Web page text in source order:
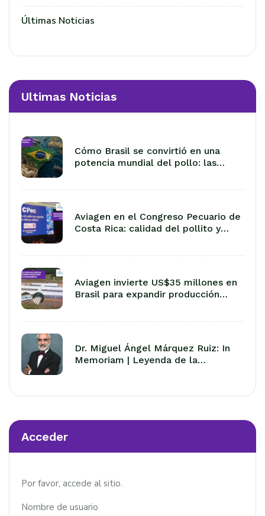
Últimas Noticias
Ultimas Noticias
Cómo Brasil se convirtió en una
potencia mundial del pollo: las
Aviagen en el Congreso Pecuario de
Costa Rica: calidad del pollito y
Aviagen invierte US$35 millones en
Brasil para expandir producción
Dr. Miguel Ángel Márquez Ruiz: In
Memoriam | Leyenda de la
Acceder
Por favor, accede al sitio.
Nombre de usuario